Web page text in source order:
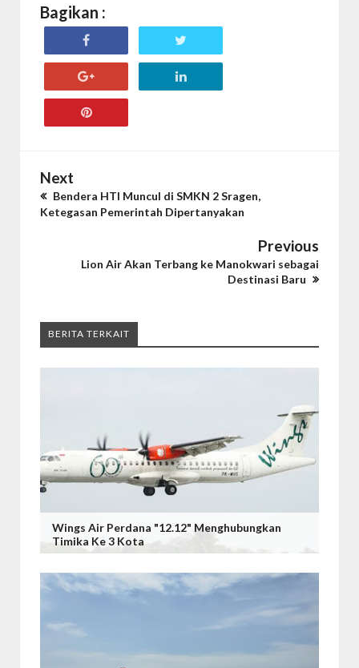
Bagikan :
Next
Bendera HTI Muncul di SMKN 2 Sragen,
Ketegasan Pemerintah Dipertanyakan
Previous
Lion Air Akan Terbang ke Manokwari sebagai
Destinasi Baru
BERITA TERKAIT
Wings Air Perdana "12.12" Menghubungkan
Timika Ke 3 Kota